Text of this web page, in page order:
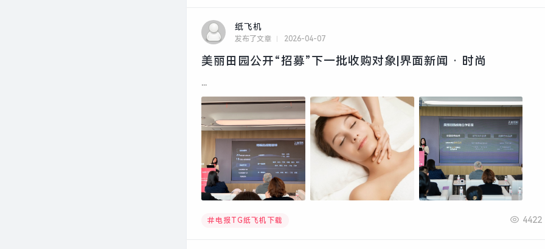
纸飞机
发布了文章 2026-04-07
美丽田园公开“招募”下一批收购对象|界面新闻 · 时尚
...
电报TG纸飞机下载 4422